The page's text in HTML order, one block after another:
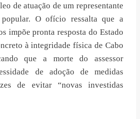
de atuação de um representante
O ofício ressalta que a
impõe pronta resposta do Estado
à integridade física de Cabo
que a morte do assessor
de adoção de medidas
de evitar “novas investidas